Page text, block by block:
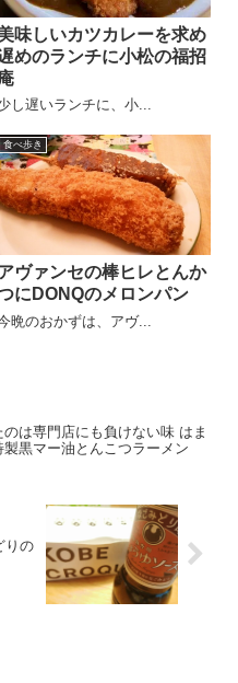
味しいカツカレーを求め
めのランチに小松の福招
庵
し遅いランチに、小...
食べ歩き
ヴァンセの棒ヒレとんか
にDONQのメロンパン
晩のおかずは、アヴ...
のは専門店にも負けない味 はま
製黒マー油とんこつラーメン
りの